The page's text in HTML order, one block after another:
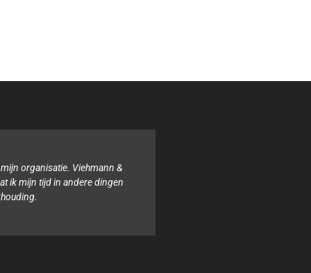
Binnen onze organisatie hebben wij noch de tijd noch de kennis
boekhouding. Het team van Viehmann & van Ophem,